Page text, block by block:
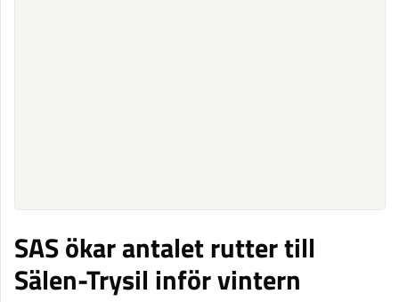
SAS ökar antalet rutter till
Sälen-Trysil inför vintern